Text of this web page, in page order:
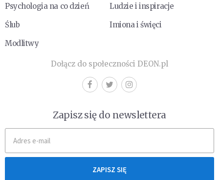
Psychologia na co dzień
Ludzie i inspiracje
Ślub
Imiona i święci
Modlitwy
Dołącz do społeczności DEON.pl
Zapisz się do newslettera
ZAPISZ SIĘ